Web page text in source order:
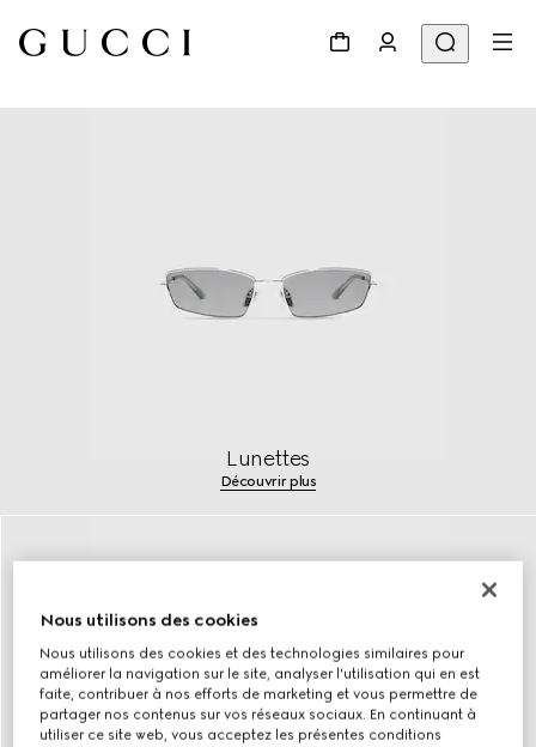
Lunettes
Découvrir plus
Nous utilisons des cookies
Nous utilisons des cookies et des technologies similaires pour
améliorer la navigation sur le site, analyser l'utilisation qui en est
faite, contribuer à nos efforts de marketing et vous permettre de
partager nos contenus sur vos réseaux sociaux. En continuant à
utiliser ce site web, vous acceptez les présentes conditions